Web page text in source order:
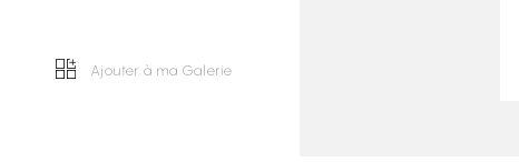
Ajouter à ma Galerie